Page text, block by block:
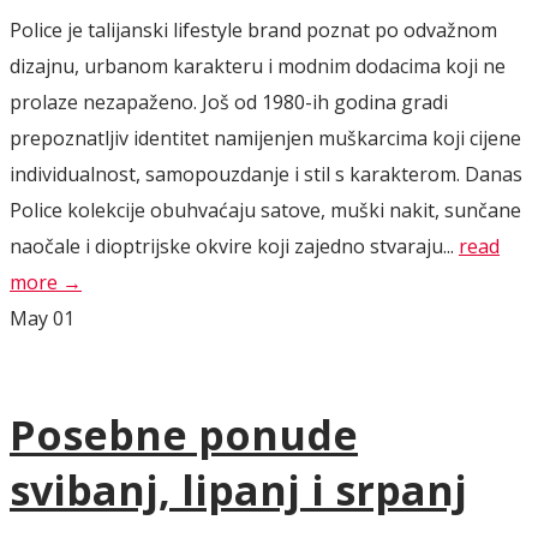
Police je talijanski lifestyle brand poznat po odvažnom
dizajnu, urbanom karakteru i modnim dodacima koji ne
prolaze nezapaženo. Još od 1980-ih godina gradi
prepoznatljiv identitet namijenjen muškarcima koji cijene
individualnost, samopouzdanje i stil s karakterom. Danas
Police kolekcije obuhvaćaju satove, muški nakit, sunčane
naočale i dioptrijske okvire koji zajedno stvaraju... read
more →
May01
Posebne ponude
svibanj, lipanj i srpanj